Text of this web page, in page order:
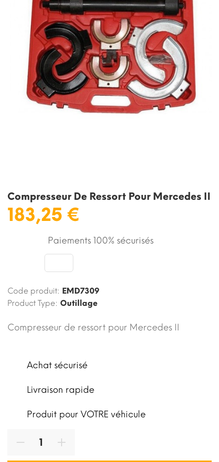
Compresseur De Ressort Pour Mercedes II
183,25 €
Paiements 100% sécurisés
Code produit: EMD7309
Product Type: Outillage
Compresseur de ressort pour Mercedes II
Achat sécurisé
Livraison rapide
Produit pour VOTRE véhicule